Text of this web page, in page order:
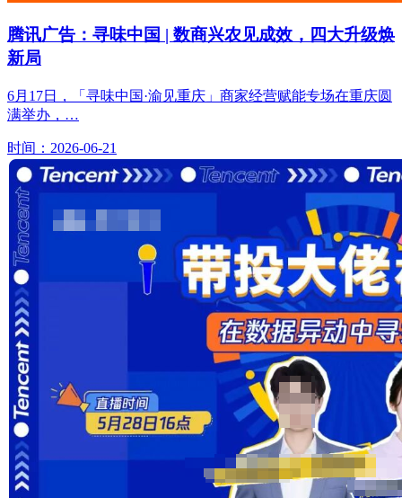
腾讯广告：寻味中国 | 数商兴农见成效，四大升级焕
新局
6月17日，「寻味中国·渝见重庆」商家经营赋能专场在重庆圆
满举办，…
时间：2026-06-21